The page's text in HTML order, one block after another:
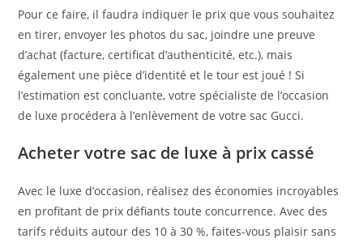
Pour ce faire, il faudra indiquer le prix que vous souhaitez
en tirer, envoyer les photos du sac, joindre une preuve
d’achat (facture, certificat d’authenticité, etc.), mais
également une pièce d’identité et le tour est joué ! Si
l’estimation est concluante, votre spécialiste de l’occasion
de luxe procédera à l’enlèvement de votre sac Gucci.
Acheter votre sac de luxe à prix cassé
Avec le luxe d’occasion, réalisez des économies incroyables
en profitant de prix défiants toute concurrence. Avec des
tarifs réduits autour des 10 à 30 %, faites-vous plaisir sans